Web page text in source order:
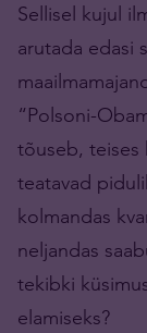
Sellisel kujul
arutada edasi
“Polsoni-
tõuseb, teises
teatavad
kolmandas
neljandas
tekibki
elamiseks?